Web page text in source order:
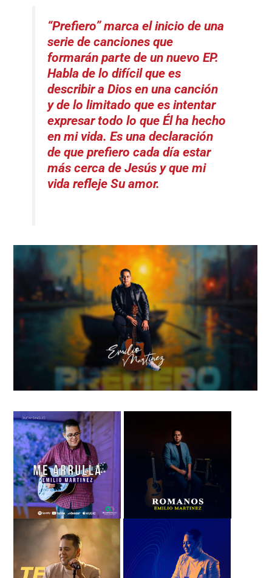
“Prefiero”marca el inicio de una
serie de canciones que
formarán parte de un nuevo EP.
Habla de lo difícil que es
describir a Dios en una canción
y de lo limitado que es intentar
expresar todo lo que Él ha hecho
en mi vida. Es una declaración
de que prefiero cada día estar
más cerca de Jesús y que mi
vida refleje Su amor.